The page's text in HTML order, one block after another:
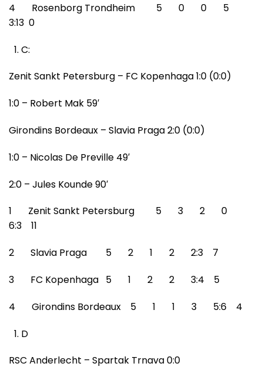
4 Rosenborg Trondheim 5 0 0 5
3:13 0
C:
Zenit Sankt Petersburg – FC Kopenhaga 1:0 (0:0)
1:0 – Robert Mak 59′
Girondins Bordeaux – Slavia Praga 2:0 (0:0)
1:0 – Nicolas De Preville 49′
2:0 – Jules Kounde 90′
1 Zenit Sankt Petersburg 5 3 2 0
6:3 11
2 Slavia Praga 5 2 1 2 2:3 7
3 FC Kopenhaga 5 1 2 2 3:4 5
4 Girondins Bordeaux 5 1 1 3 5:6 4
D
RSC Anderlecht – Spartak Trnava 0:0